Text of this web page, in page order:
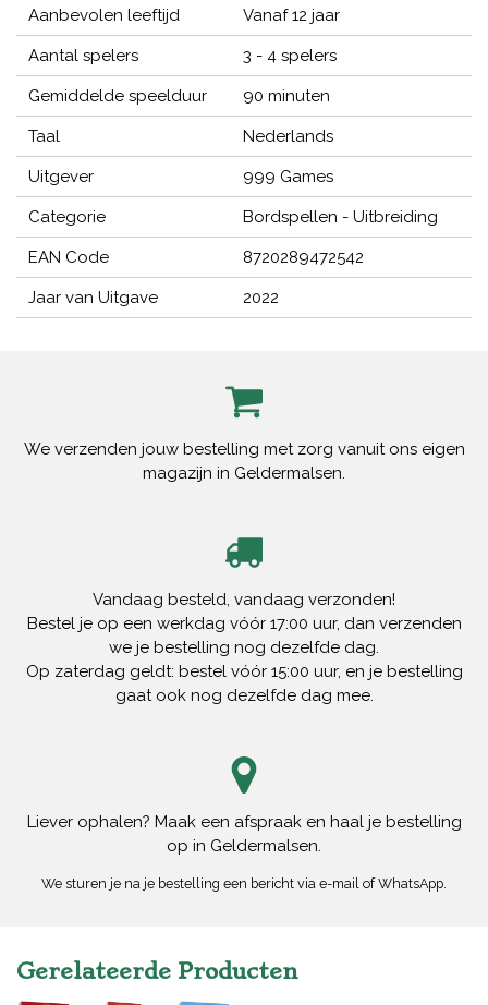
Aanbevolen leeftijd Vanaf 12 jaar
Aantal spelers 3 - 4 spelers
Gemiddelde speelduur 90 minuten
Taal Nederlands
Uitgever 999 Games
Categorie Bordspellen - Uitbreiding
EAN Code 8720289472542
Jaar van Uitgave 2022
We verzenden jouw bestelling met zorg vanuit ons eigen
magazijn in Geldermalsen.
Vandaag besteld, vandaag verzonden!
Bestel je op een werkdag vóór 17:00 uur, dan verzenden
we je bestelling nog dezelfde dag.
Op zaterdag geldt: bestel vóór 15:00 uur, en je bestelling
gaat ook nog dezelfde dag mee.
Liever ophalen? Maak een afspraak en haal je bestelling
op in Geldermalsen.
We sturen je na je bestelling een bericht via e-mail of WhatsApp.
Gerelateerde Producten